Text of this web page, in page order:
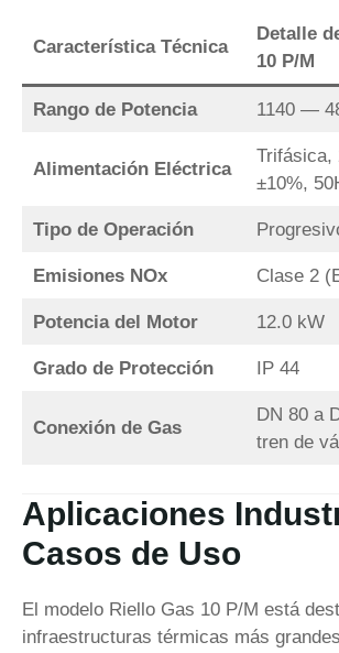
Característica Técnica
Detalle
10 P/M
Rango de Potencia 1140 —
Alimentación Eléctrica
Trifásica,
±10%,
Tipo de Operación
Emisiones NOx Clase 2
Potencia del Motor 12.0 kW
Grado de Protección IP 44
Conexión de Gas
DN 80 a
tren de
Aplicaciones
Casos de Uso
El modelo Riello Gas 10 P/M está
infraestructuras térmicas más